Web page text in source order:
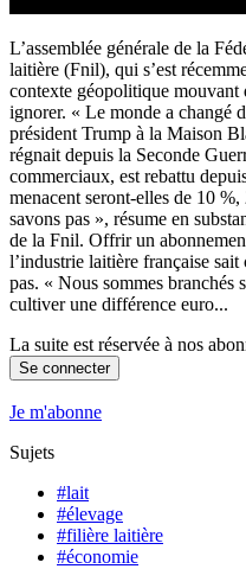
L’assemblée générale de la
laitière (Fnil), qui s’est
contexte géopolitique mouvant
ignorer. « Le monde a changé
président Trump à la Maison
régnait depuis la Seconde
commerciaux, est rebattu
menacent seront-elles de 10
savons pas », résume en
de la Fnil. Offrir un
l’industrie laitière française sait
pas. « Nous sommes branchés
cultiver une différence euro...
La suite est réservée à nos
Se connecter
Je m'abonne
Sujets
#lait
#élevage
#filière laitière
#économie